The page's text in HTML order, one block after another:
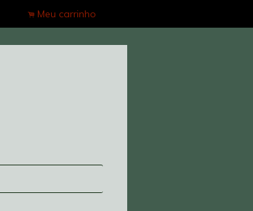
. Meu carrinho